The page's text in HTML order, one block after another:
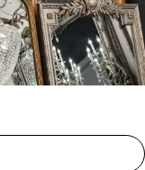
имя пользователя.
по электронной